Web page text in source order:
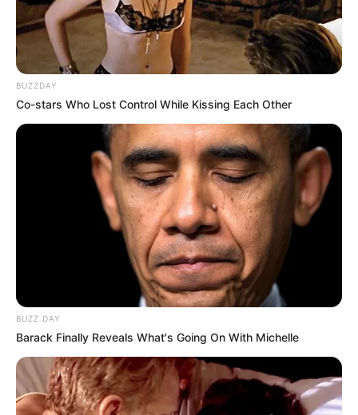
Sin embargo, el descubrimiento del cenote no
ha sido completamente positivo para la familia,
BUZZDAY
Co-stars Who Lost Control While Kissing Each Other
BUZZ DAY
Barack Finally Reveals What's Going On With Michelle